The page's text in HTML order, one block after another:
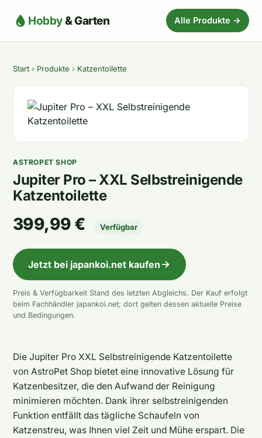
Hobby& Garten Alle Produkte →
Start › Produkte › Katzentoilette
ASTROPET SHOP
Jupiter Pro – XXL Selbstreinigende
Katzentoilette
399,99 € Verfügbar
Jetzt bei japankoi.net kaufen
Preis & Verfügbarkeit Stand des letzten Abgleichs. Der Kauf erfolgt
beim Fachhändler japankoi.net; dort gelten dessen aktuelle Preise
und Bedingungen.
Die Jupiter Pro XXL Selbstreinigende Katzentoilette
von AstroPet Shop bietet eine innovative Lösung für
Katzenbesitzer, die den Aufwand der Reinigung
minimieren möchten. Dank ihrer selbstreinigenden
Funktion entfällt das tägliche Schaufeln von
Katzenstreu, was Ihnen viel Zeit und Mühe erspart. Die